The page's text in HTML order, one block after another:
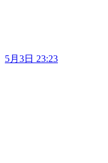
5月3日 23:23